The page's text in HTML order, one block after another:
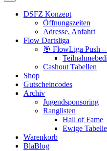
DSFZ Konzept
Öffnungszeiten
Adresse, Anfahrt
Flow Dartsliga
🎯 FlowLiga Push
Cashout Tabellen
Shop
Gutscheincodes
Archiv
Jugendsponsoring
Ranglisten
Hall of Fame
Ewige
Warenkorb
BlaBlog